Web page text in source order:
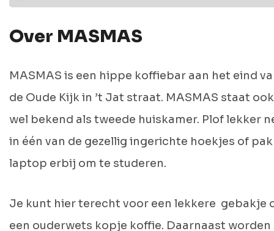
Over MASMAS
MASMAS is een hippe koffiebar aan het eind
de Oude Kijk in ’t Jat straat. MASMAS staat ook
wel bekend als tweede huiskamer. Plof lekker
in één van de gezellig ingerichte hoekjes of
laptop erbij om te studeren.
Je kunt hier terecht voor een lekkere gebakje
een ouderwets kopje koffie. Daarnaast worden